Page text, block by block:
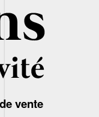
vente